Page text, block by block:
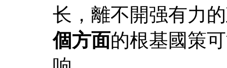
长，離不開强有力
個方面的根基國策